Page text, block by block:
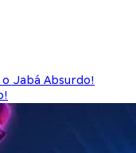
Jabá Absurdo!